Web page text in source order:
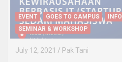
EVENT GOES TO CAMPUS
INFO
SEMINAR & WORKSHOP
July 12, 2021 Pak Tani